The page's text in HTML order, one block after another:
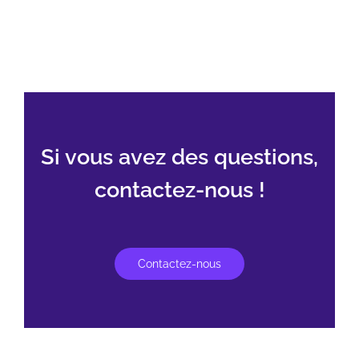
Si vous avez des questions,
contactez-nous !
Contactez-nous